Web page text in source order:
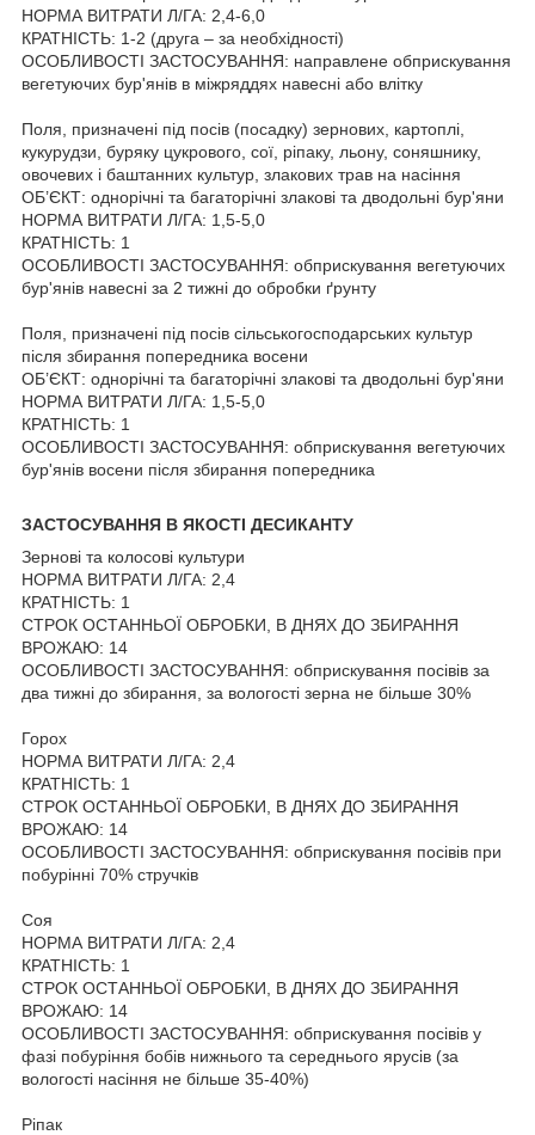
НОРМА ВИТРАТИ Л/ГА: 2,4-6,0
КРАТНІСТЬ: 1-2 (друга – за необхідності)
ОСОБЛИВОСТІ ЗАСТОСУВАННЯ: направлене обприскування
вегетуючих бур'янів в міжряддях навесні або влітку
Поля, призначені під посів (посадку) зернових, картоплі,
кукурудзи, буряку цукрового, сої, ріпаку, льону, соняшнику,
овочевих і баштанних культур, злакових трав на насіння
ОБ’ЄКТ: однорічні та багаторічні злакові та дводольні бур'яни
НОРМА ВИТРАТИ Л/ГА: 1,5-5,0
КРАТНІСТЬ: 1
ОСОБЛИВОСТІ ЗАСТОСУВАННЯ: обприскування вегетуючих
бур'янів навесні за 2 тижні до обробки ґрунту
Поля, призначені під посів сільськогосподарських культур
після збирання попередника восени
ОБ’ЄКТ: однорічні та багаторічні злакові та дводольні бур'яни
НОРМА ВИТРАТИ Л/ГА: 1,5-5,0
КРАТНІСТЬ: 1
ОСОБЛИВОСТІ ЗАСТОСУВАННЯ: обприскування вегетуючих
бур'янів восени після збирання попередника
ЗАСТОСУВАННЯ В ЯКОСТІ ДЕСИКАНТУ
Зернові та колосові культури
НОРМА ВИТРАТИ Л/ГА: 2,4
КРАТНІСТЬ: 1
СТРОК ОСТАННЬОЇ ОБРОБКИ, В ДНЯХ ДО ЗБИРАННЯ
ВРОЖАЮ: 14
ОСОБЛИВОСТІ ЗАСТОСУВАННЯ: обприскування посівів за
два тижні до збирання, за вологості зерна не більше 30%
Горох
НОРМА ВИТРАТИ Л/ГА: 2,4
КРАТНІСТЬ: 1
СТРОК ОСТАННЬОЇ ОБРОБКИ, В ДНЯХ ДО ЗБИРАННЯ
ВРОЖАЮ: 14
ОСОБЛИВОСТІ ЗАСТОСУВАННЯ: обприскування посівів при
побурінні 70% стручків
Соя
НОРМА ВИТРАТИ Л/ГА: 2,4
КРАТНІСТЬ: 1
СТРОК ОСТАННЬОЇ ОБРОБКИ, В ДНЯХ ДО ЗБИРАННЯ
ВРОЖАЮ: 14
ОСОБЛИВОСТІ ЗАСТОСУВАННЯ: обприскування посівів у
фазі побуріння бобів нижнього та середнього ярусів (за
вологості насіння не більше 35-40%)
Ріпак